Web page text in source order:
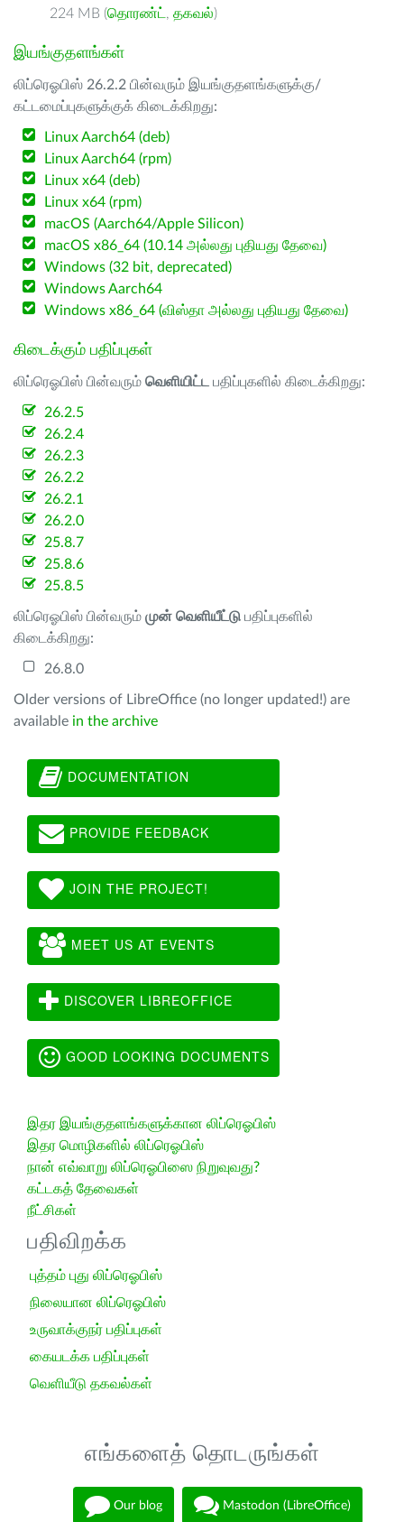
224 MB (தொரண்ட் , தகவல்)
இயங்குதளங்கள்
லிப்ரெஓபிஸ் 26.2.2 பின்வரும் இயங்குதளங்களுக்கு/
கட்டமைப்புகளுக்குக் கிடைக்கிறது:
Linux Aarch64 (deb)
Linux Aarch64 (rpm)
Linux x64 (deb)
Linux x64 (rpm)
macOS (Aarch64/Apple Silicon)
macOS x86_64 (10.14 அல்லது புதியது தேவை)
Windows (32 bit, deprecated)
Windows Aarch64
Windows x86_64 (விஸ்தா அல்லது புதியது தேவை)
கிடைக்கும் பதிப்புகள்
லிப்ரெஓபிஸ் பின்வரும் வெளியிட்ட பதிப்புகளில் கிடைக்கிறது:
26.2.5
26.2.4
26.2.3
26.2.2
26.2.1
26.2.0
25.8.7
25.8.6
25.8.5
லிப்ரெஓபிஸ் பின்வரும் முன் வெளியீட்டு பதிப்புகளில்
கிடைக்கிறது:
26.8.0
Older versions of LibreOffice (no longer updated!) are
available in the archive
DOCUMENTATION
PROVIDE FEEDBACK
JOIN THE PROJECT!
MEET US AT EVENTS
DISCOVER LIBREOFFICE
GOOD LOOKING DOCUMENTS
இதர இயங்குதளங்களுக்கான லிப்ரெஓபிஸ்
இதர மொழிகளில் லிப்ரெஓபிஸ்
நான் எவ்வாறு லிப்ரெஓபிஸை நிறுவுவது?
கட்டகத் தேவைகள்
நீட்சிகள்
பதிவிறக்க
புத்தம் புது லிப்ரெஓபிஸ்
நிலையான லிப்ரெஓபிஸ்
உருவாக்குநர் பதிப்புகள்
கையடக்க பதிப்புகள்
வெளியீடு தகவல்கள்
எங்களைத் தொடருங்கள்
Our blog Mastodon (LibreOffice)